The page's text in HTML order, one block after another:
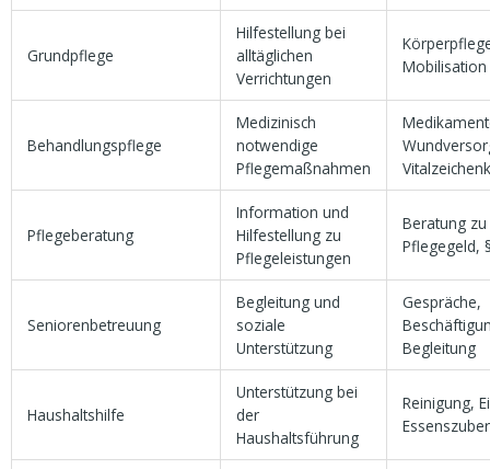
Grundpflege
Hilfestellung bei
alltäglichen
Verrichtungen
Mobilisation
Behandlungspflege
Medizinisch
notwendige
Pflegemaßnahmen
Pflegeberatung
Information und
Hilfestellung zu
Pflegeleistungen
Beratung
Pflegegeld,
Seniorenbetreuung
Begleitung und
soziale
Unterstützung
Gespräche,
Begleitung
Haushaltshilfe
Unterstützung bei
der
Haushaltsführung
Reinigung,